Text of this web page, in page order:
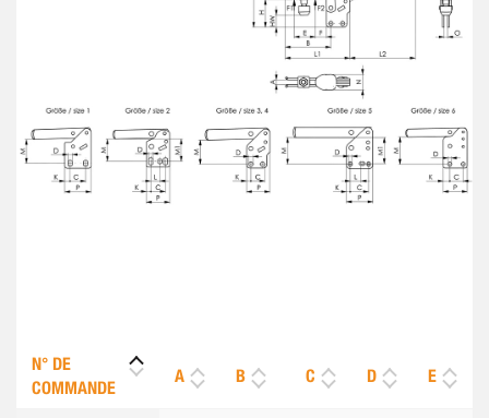
N° DE
COMMANDE
A B C D E